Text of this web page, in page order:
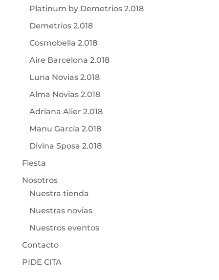
Platinum by Demetrios 2.018
Demetrios 2.018
Cosmobella 2.018
Aire Barcelona 2.018
Luna Novias 2.018
Alma Novias 2.018
Adriana Alier 2.018
Manu García 2.018
Divina Sposa 2.018
Fiesta
Nosotros
Nuestra tienda
Nuestras novias
Nuestros eventos
Contacto
PIDE CITA